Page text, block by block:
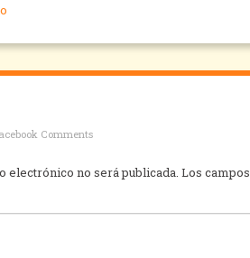
Comments
electrónico no será publicada. Los